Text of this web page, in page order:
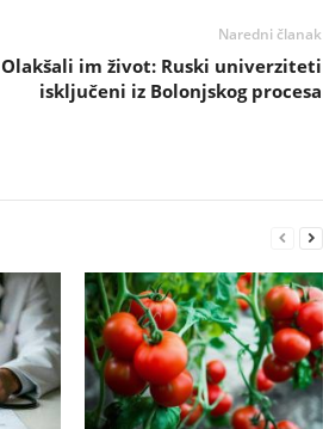
Naredni članak
Olakšali im život: Ruski univerziteti
isključeni iz Bolonjskog procesa